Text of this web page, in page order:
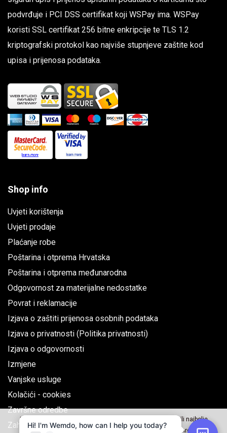
podvrđuje i PCI DSS certifikat koji WSPay ima. WSPay
koristi SSL certifikat 256 bitne enkripcije te TLS 1.2
kriptografski protokol kao najviše stupnjeve zaštite kod
upisa i prijenosa podataka.
Shop info
Uvjeti korištenja
Uvjeti prodaje
Plaćanje robe
Poštarina i otprema Hrvatska
Poštarina i otprema međunarodna
Odgovornost za materijalne nedostatke
Povrat i reklamacije
Izjava o zaštiti prijenosa osobnih podataka
Izjava o privatnosti (Politika privatnosti)
Izjava o odgovornosti
Izmjene
Vanjske usluge
Kolačići - cookies
Završne odredbe
Zahtjev za jednostrani raskid ugovora
Naše web stranice koriste kolačiće kako bi Vama omogućili najbolje
korisničko iskustvo, za analizu i korištenje društvenih mreža.